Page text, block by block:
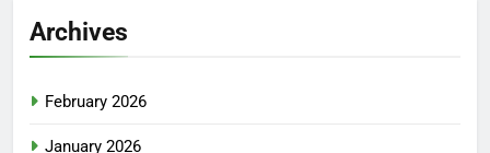
Archives
February 2026
January 2026